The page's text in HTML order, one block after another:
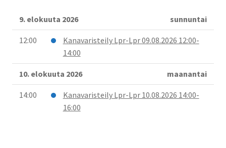
9. elokuuta 2026 sunnuntai
12:00
Kanavaristeily Lpr-Lpr 09.08.2026 12:00-
14:00
10. elokuuta 2026 maanantai
14:00
Kanavaristeily Lpr-Lpr 10.08.2026 14:00-
16:00